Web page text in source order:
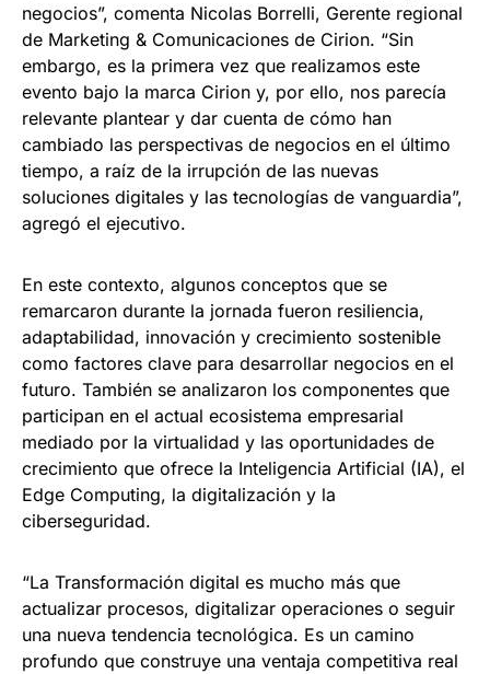
negocios”, comenta Nicolas Borrelli, Gerente regional
de Marketing & Comunicaciones de Cirion. “Sin
embargo, es la primera vez que realizamos este
evento bajo la marca Cirion y, por ello, nos parecía
relevante plantear y dar cuenta de cómo han
cambiado las perspectivas de negocios en el último
tiempo, a raíz de la irrupción de las nuevas
soluciones digitales y las tecnologías de vanguardia”,
agregó el ejecutivo.
En este contexto, algunos conceptos que se
remarcaron durante la jornada fueron resiliencia,
adaptabilidad, innovación y crecimiento sostenible
como factores clave para desarrollar negocios en el
futuro. También se analizaron los componentes que
participan en el actual ecosistema empresarial
mediado por la virtualidad y las oportunidades de
crecimiento que ofrece la Inteligencia Artificial (IA), el
Edge Computing, la digitalización y la
ciberseguridad.
“La Transformación digital es mucho más que
actualizar procesos, digitalizar operaciones o seguir
una nueva tendencia tecnológica. Es un camino
profundo que construye una ventaja competitiva real